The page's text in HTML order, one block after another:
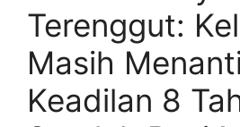
Terenggut:
Masih
Keadilan 8